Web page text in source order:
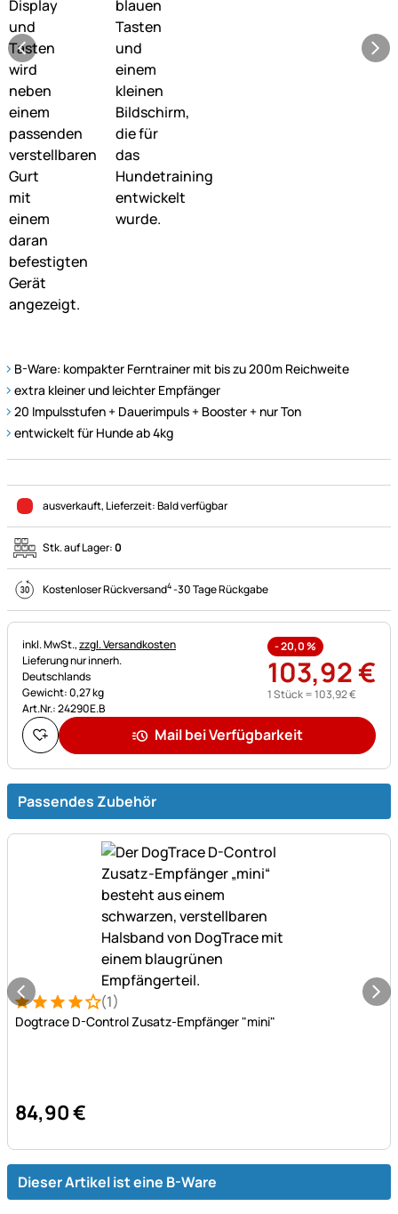
B-Ware: kompakter Ferntrainer mit bis zu 200m Reichweite
extra kleiner und leichter Empfänger
20 Impulsstufen + Dauerimpuls + Booster + nur Ton
entwickelt für Hunde ab 4kg
ausverkauft, Lieferzeit:Bald verfügbar
Stk. auf Lager:0
Kostenloser Rückversand4-30 Tage Rückgabe
Steuerhinweis:
inkl. MwSt.,zzgl. Versandkosten
Lieferung nur innerh.
Deutschlands
Gewicht: 0,27 kg
Art.Nr.: 24290E.B
-20,0%
103,92€
1 Stück =103,92€
Mail bei Verfügbarkeit
Passendes Zubehör
Bewertung: 4 von 5 (1 Bewertungen)
1 Bewertung(1)
Dogtrace D-Control Zusatz-Empfänger "mini"
84,90€
Dieser Artikel ist eine B-Ware